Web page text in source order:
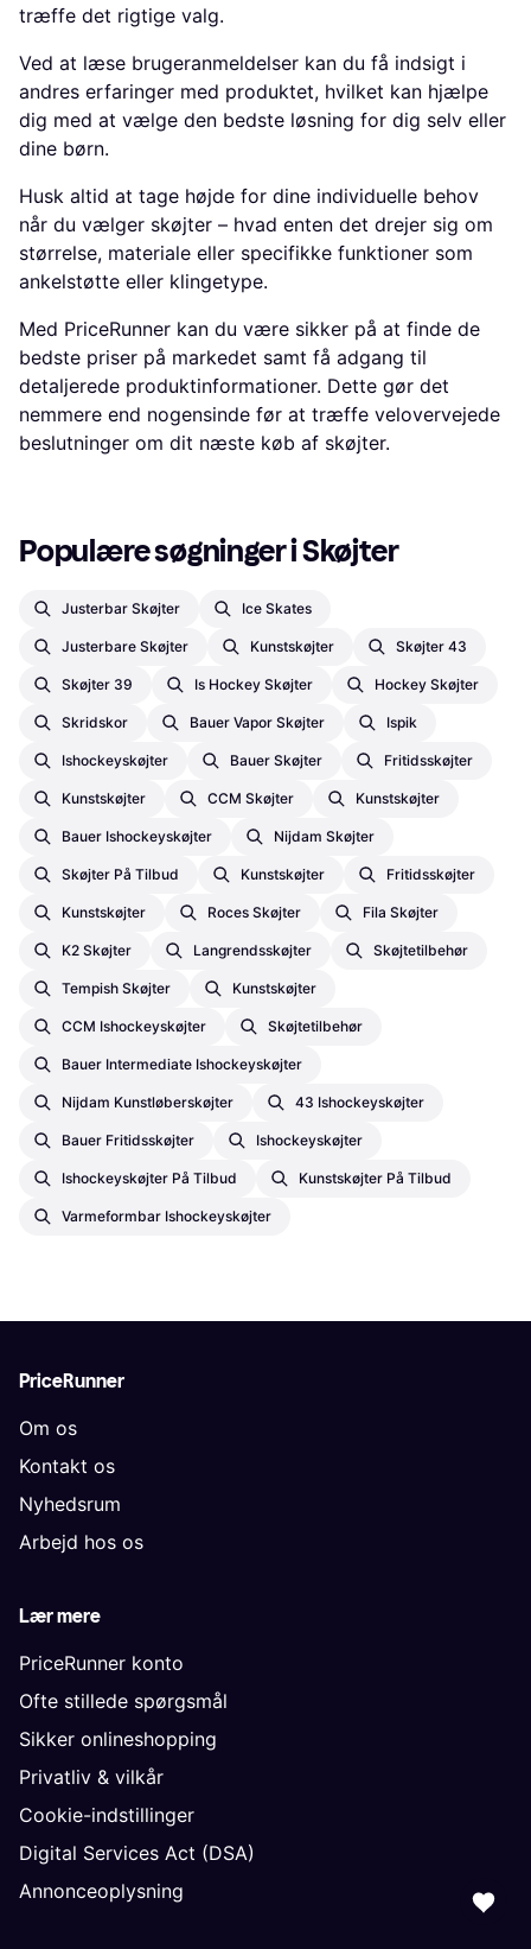
træffe det rigtige valg.
Ved at læse brugeranmeldelser kan du få indsigt i
andres erfaringer med produktet, hvilket kan hjælpe
dig med at vælge den bedste løsning for dig selv eller
dine børn.
Husk altid at tage højde for dine individuelle behov
når du vælger skøjter – hvad enten det drejer sig om
størrelse, materiale eller specifikke funktioner som
ankelstøtte eller klingetype.
Med PriceRunner kan du være sikker på at finde de
bedste priser på markedet samt få adgang til
detaljerede produktinformationer. Dette gør det
nemmere end nogensinde før at træffe velovervejede
beslutninger om dit næste køb af skøjter.
Populære søgninger i Skøjter
Justerbar Skøjter Ice Skates
Justerbare Skøjter Kunstskøjter Skøjter 43
Skøjter 39 Is Hockey Skøjter Hockey Skøjter
Skridskor Bauer Vapor Skøjter Ispik
Ishockeyskøjter Bauer Skøjter Fritidsskøjter
Kunstskøjter CCM Skøjter Kunstskøjter
Bauer Ishockeyskøjter Nijdam Skøjter
Skøjter På Tilbud Kunstskøjter Fritidsskøjter
Kunstskøjter Roces Skøjter Fila Skøjter
K2 Skøjter Langrendsskøjter Skøjtetilbehør
Tempish Skøjter Kunstskøjter
CCM Ishockeyskøjter Skøjtetilbehør
Bauer Intermediate Ishockeyskøjter
Nijdam Kunstløberskøjter 43 Ishockeyskøjter
Bauer Fritidsskøjter Ishockeyskøjter
Ishockeyskøjter På Tilbud Kunstskøjter På Tilbud
Varmeformbar Ishockeyskøjter
PriceRunner
Om os
Kontakt os
Nyhedsrum
Arbejd hos os
Lær mere
PriceRunner konto
Ofte stillede spørgsmål
Sikker onlineshopping
Privatliv & vilkår
Cookie-indstillinger
Digital Services Act (DSA)
Annonceoplysning